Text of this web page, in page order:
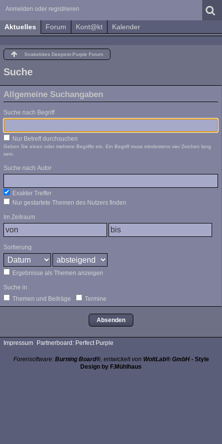
Anmelden oder registrieren
Aktuelles Forum Kont@kt Kalender
Snakebites Deepest-Purple Forum
Suche
Allgemeine Suchangaben
Suche nach Begriff
Nur Betreff durchsuchen
Geben Sie einen oder mehrere Begriffe ein. Ein Begriff muss mindestens vier Zeichen lang
sein.
Suche nach Autor
Exakter Treffer
Nur gestartete Themen des Nutzers finden
Im Zeitraum
Sortierung
Ergebnisse als Themen anzeigen
Suche in
Themen und Beiträge
Termine
Impressum Partnerboard: Perfect Purple
Forensoftware: Burning Board®, entwickelt von WoltLab® GmbH